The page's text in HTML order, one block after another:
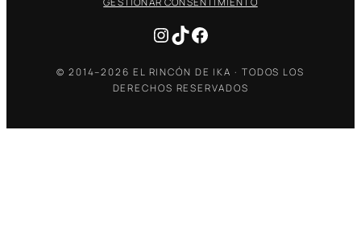
Instagram
TikTokFacebook
© 2014–2026 EL RINCÓN DE IKA · TODOS LOS
DERECHOS RESERVADOS